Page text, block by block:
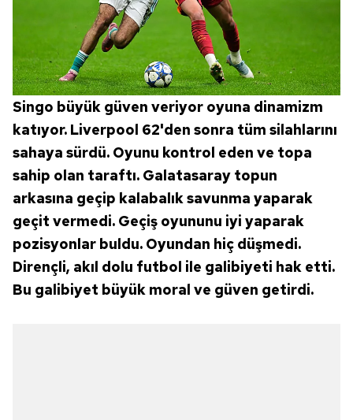
Singo büyük güven veriyor oyuna dinamizm
katıyor. Liverpool 62'den sonra tüm silahlarını
sahaya sürdü. Oyunu kontrol eden ve topa
sahip olan taraftı. Galatasaray topun
arkasına geçip kalabalık savunma yaparak
geçit vermedi. Geçiş oyununu iyi yaparak
pozisyonlar buldu. Oyundan hiç düşmedi.
Dirençli, akıl dolu futbol ile galibiyeti hak etti.
Bu galibiyet büyük moral ve güven getirdi.